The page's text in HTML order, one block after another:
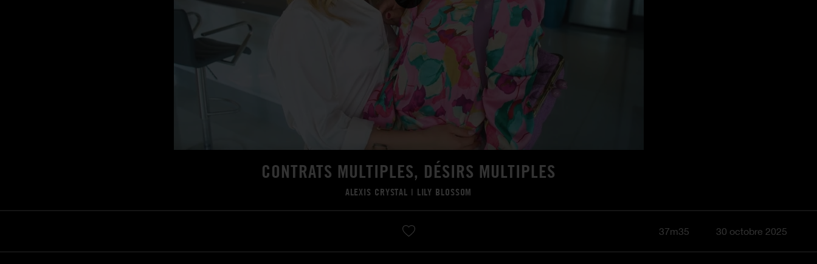
CONTRATS MULTIPLES, DÉSIRS MULTIPLES
ALEXIS CRYSTAL | LILY BLOSSOM
37m35 30 octobre 2025